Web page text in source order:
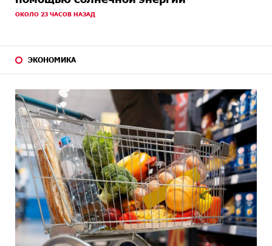
ОКОЛО 23 ЧАСОВ НАЗАД
ЭКОНОМИКА